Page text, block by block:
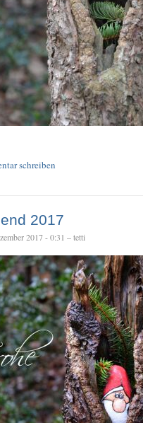
schreiben
2017
2017 - 0:31 – tetti